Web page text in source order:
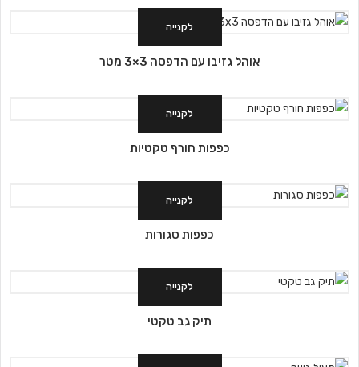
לקנייה
אוהל גזיבו עם הדפסה 3×3 מטר
לקנייה
כפפות חורף טקטיות
לקנייה
כפפות סגורות
לקנייה
תיק גב טקטי